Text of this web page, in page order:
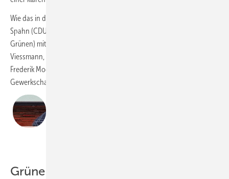
Wie das in der kommenden Legislatur gelingen soll, diskutierten Jens
Spahn (CDU), Helmut Kleebank (SPD) und Julia Verlinden (B‘90/Die
Grünen) mitunter kontrovers mit Frank Voßloh, Geschäftsführer
Viessmann, Kai Schiefelbein, Geschäftsführer Stiebel Eltron und
Frederik Moch, Abteilungsleiter Industriepolitik beim Deutschen
Gewerkschaftsbund (DGB).
Grüne: Planungssicherheit für die